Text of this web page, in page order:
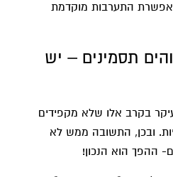
התערבות מוקדמת
תסמינים – יש
בקרב אלו שלא מקפידים
ובכן, התשובה ממש לא
ההפך הוא הנכון!